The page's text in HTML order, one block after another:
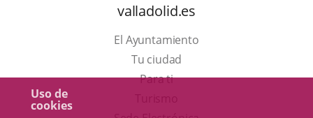
Uso de
cookies
valladolid.es
El Ayuntamiento
Tu ciudad
Para ti